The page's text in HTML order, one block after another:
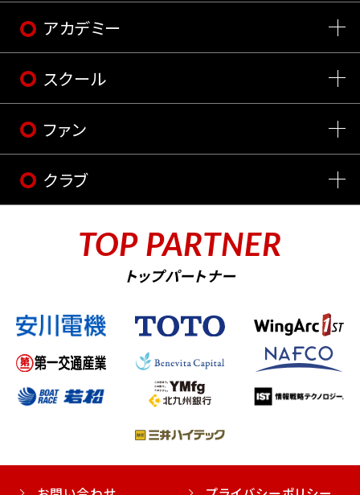
アカデミー
スクール
ファン
クラブ
TOP PARTNER
トップパートナー